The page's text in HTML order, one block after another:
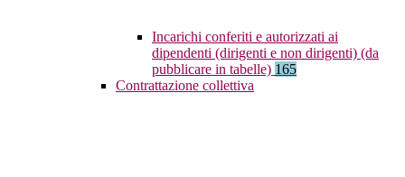
Incarichi conferiti e autorizzati ai
dipendenti (dirigenti e non dirigenti) (da
pubblicare in tabelle) 165
Contrattazione collettiva